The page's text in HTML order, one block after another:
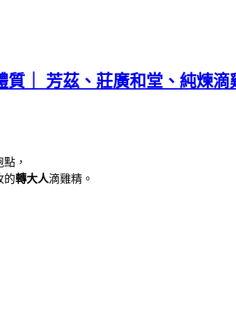
質｜ 芳茲、莊廣和堂、純煉
，
的轉大人滴雞精。